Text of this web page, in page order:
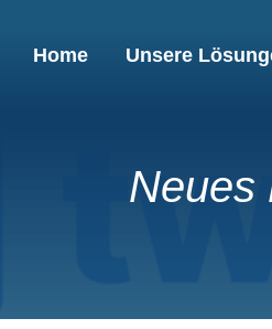
Home Unsere
Neues